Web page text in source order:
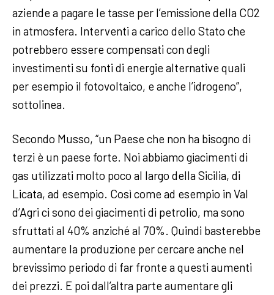
aziende a pagare le tasse per l’emissione della CO2
in atmosfera. Interventi a carico dello Stato che
potrebbero essere compensati con degli
investimenti su fonti di energie alternative quali
per esempio il fotovoltaico, e anche l’idrogeno”,
sottolinea.
Secondo Musso, “un Paese che non ha bisogno di
terzi è un paese forte. Noi abbiamo giacimenti di
gas utilizzati molto poco al largo della Sicilia, di
Licata, ad esempio. Così come ad esempio in Val
d’Agri ci sono dei giacimenti di petrolio, ma sono
sfruttati al 40% anziché al 70%. Quindi basterebbe
aumentare la produzione per cercare anche nel
brevissimo periodo di far fronte a questi aumenti
dei prezzi. E poi dall’altra parte aumentare gli